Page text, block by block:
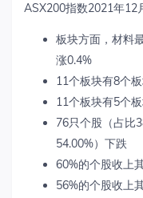
ASX200指数2021年12
板块方面，材料
涨0.4%
11个板块有8个
11个板块有5个
76只个股（占比
54.00%）下跌
60%的个股收上
56%的个股收上